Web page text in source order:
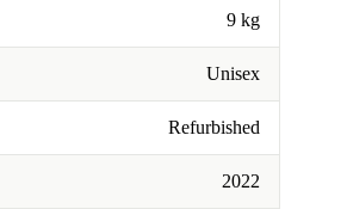
9 kg
Unisex
Refurbished
2022